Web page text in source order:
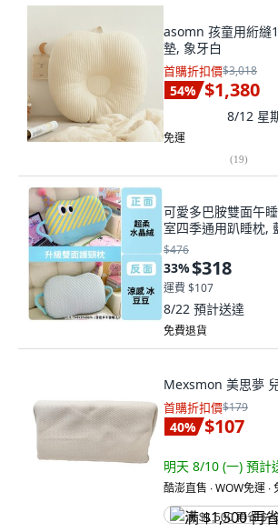
asomn 孩童用絎縫
墊, 象牙白
首購折扣價$3,018
54% $1,380
8/12 星
免運
(19)
可愛多巴胺雙面午
室四季通用趴睡枕,
$476
33%$318
運費 $107
8/22 預計送達
免費退貨
Mexsmon 美思夢
首購折扣價$179
40% $107
明天 8/10 (一) 預計
酷澎直售 ∙ WOW免運 ∙
满 $1,500 再省